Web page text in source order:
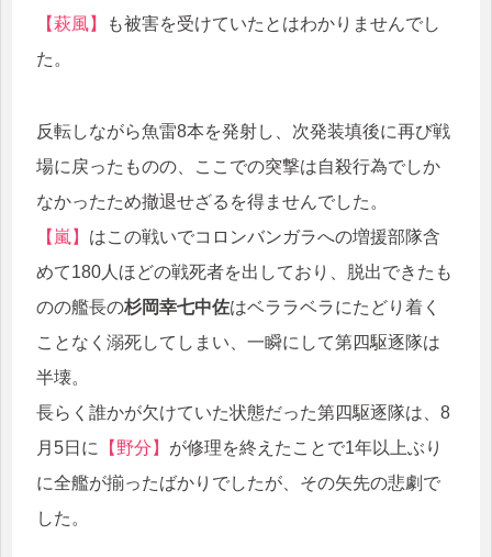
【萩風】
も被害を受けていたとはわかりませんでし
た。
反転しながら魚雷8本を発射し、次発装填後に再び戦
場に戻ったものの、ここでの突撃は自殺行為でしか
なかったため撤退せざるを得ませんでした。
【嵐】 はこの戦いでコロンバンガラへの増援部隊含
めて180人ほどの戦死者を出しており、脱出できたも
のの艦長の杉岡幸七中佐はベララベラにたどり着く
ことなく溺死してしまい、一瞬にして第四駆逐隊は
半壊。
長らく誰かが欠けていた状態だった第四駆逐隊は、8
月5日に
【野分】 が修理を終えたことで1年以上ぶり
に全艦が揃ったばかりでしたが、その矢先の悲劇で
した。